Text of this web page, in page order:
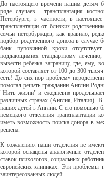
До настоящего времени нашим детям
ряде случаев - трансплантация
Петербурге, в частности, в
трансплантации от близких
семьи петербуржцев, как правило,
подбор родственного донора в случае
банк пуповинной крови
поддающимися стандартному лечению,
вывести ребенка заграницу, где, ему,
которой составляет от 100 до 300
есть! До сих пор проблему
помогал решать гражданин Англии
"Нить жизни" и ежедневно
различных странах (Англия, Италия). В
наших детей в Англии. С его помощью
немецкого отделения трансплантации
иметь возможность поиска донора в
решена.
К сожалению, наши отделения не имеют
которой оснащены аналогичные
ставок психологов, социальных
европейских клиниках. Эти
заинтересованных людей.